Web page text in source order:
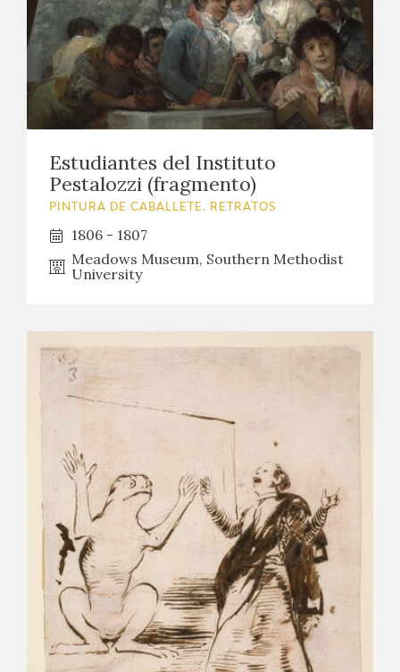
TIENDA ONLINE
EDUCA
RECURSOS EDUCATIVOS
FICHAS ARASAAC
Estudiantes del Instituto
Pestalozzi (fragmento)
PINTURA DE CABALLETE. RETRATOS
1806 - 1807
Meadows Museum, Southern Methodist
University